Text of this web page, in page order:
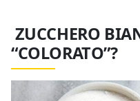
ZUCCHERO
“COLORATO”?